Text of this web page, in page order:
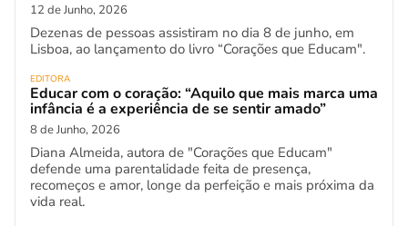
12 de Junho, 2026
Dezenas de pessoas assistiram no dia 8 de junho, em
Lisboa, ao lançamento do livro “Corações que Educam".
EDITORA
Educar com o coração: “Aquilo que mais marca uma
infância é a experiência de se sentir amado”
8 de Junho, 2026
Diana Almeida, autora de "Corações que Educam"
defende uma parentalidade feita de presença,
recomeços e amor, longe da perfeição e mais próxima da
vida real.